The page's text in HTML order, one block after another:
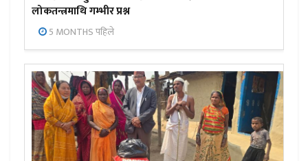
लोकतन्त्रमाथि गम्भीर प्रश्न
5 MONTHS पहिले